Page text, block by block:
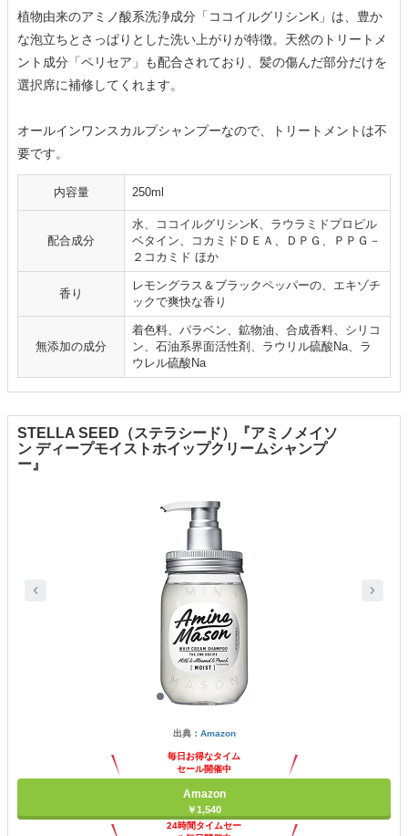
植物由来のアミノ酸系洗浄成分「ココイルグリシンK」は、豊か
な泡立ちとさっぱりとした洗い上がりが特徴。天然のトリートメ
ント成分「ペリセア」も配合されており、髪の傷んだ部分だけを
選択席に補修してくれます。
オールインワンスカルプシャンプーなので、トリートメントは不
要です。
内容量 250ml
配合成分
水、ココイルグリシンK、ラウラミドプロピル
ベタイン、コカミドＤＥＡ、ＤＰＧ、ＰＰＧ－
２コカミド ほか
香り
レモングラス＆ブラックペッパーの、エキゾチ
ックで爽快な香り
無添加の成分
着色料、パラベン、鉱物油、合成香料、シリコ
ン、石油系界面活性剤、ラウリル硫酸Na、ラ
ウレル硫酸Na
STELLA SEED（ステラシード）『アミノメイソ
ン ディープモイストホイップクリームシャンプ
ー』
出典： Amazon
毎日お得なタイム
セール開催中
Amazon
￥1,540
24時間タイムセー